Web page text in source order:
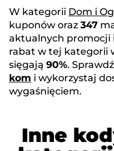
W kategorii Dom i
kuponów oraz 347
aktualnych promocji
rabat w tej kategorii
sięgają 90%.
kom i wykorzystaj
wygaśnięciem.
Inne